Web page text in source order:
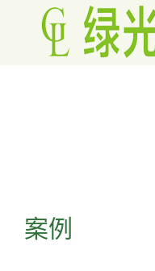
案例